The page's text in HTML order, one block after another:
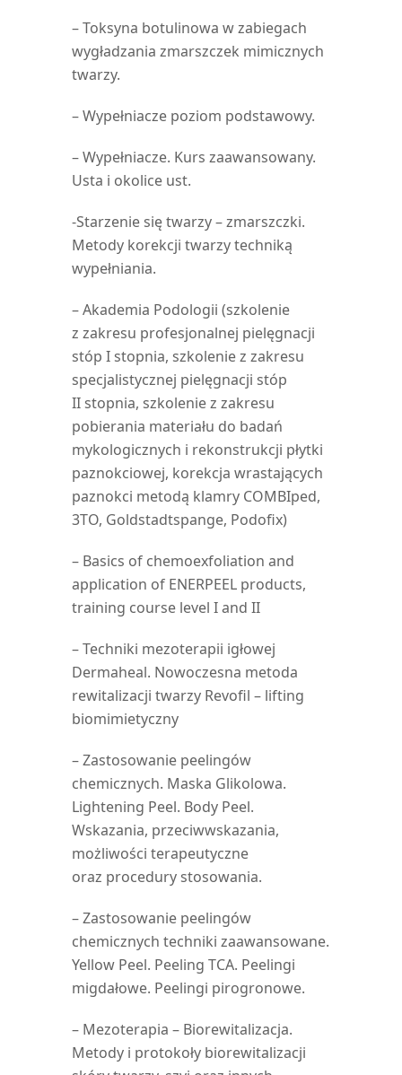
– Toksyna botulinowa w zabiegach
wygładzania zmarszczek mimicznych
twarzy.
– Wypełniacze poziom podstawowy.
– Wypełniacze. Kurs zaawansowany.
Usta i okolice ust.
-Starzenie się twarzy – zmarszczki.
Metody korekcji twarzy techniką
wypełniania.
– Akademia Podologii (szkolenie
z zakresu profesjonalnej pielęgnacji
stóp I stopnia, szkolenie z zakresu
specjalistycznej pielęgnacji stóp
II stopnia, szkolenie z zakresu
pobierania materiału do badań
mykologicznych i rekonstrukcji płytki
paznokciowej, korekcja wrastających
paznokci metodą klamry COMBIped,
3TO, Goldstadtspange, Podofix)
– Basics of chemoexfoliation and
application of ENERPEEL products,
training course level I and II
– Techniki mezoterapii igłowej
Dermaheal. Nowoczesna metoda
rewitalizacji twarzy Revofil – lifting
biomimietyczny
– Zastosowanie peelingów
chemicznych. Maska Glikolowa.
Lightening Peel. Body Peel.
Wskazania, przeciwwskazania,
możliwości terapeutyczne
oraz procedury stosowania.
– Zastosowanie peelingów
chemicznych techniki zaawansowane.
Yellow Peel. Peeling TCA. Peelingi
migdałowe. Peelingi pirogronowe.
– Mezoterapia – Biorewitalizacja.
Metody i protokoły biorewitalizacji